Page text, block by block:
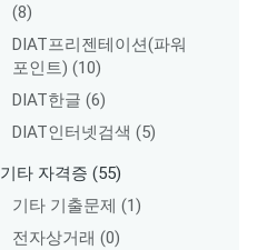
(8)
DIAT프리젠테이션(파워
포인트) (10)
DIAT한글 (6)
DIAT인터넷검색 (5)
기타 자격증 (55)
기타 기출문제 (1)
전자상거래 (0)